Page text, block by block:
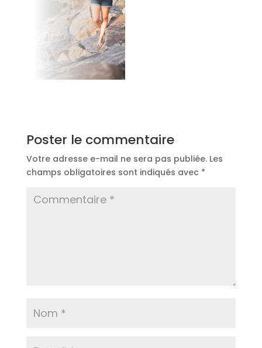
Poster le commentaire
Votre adresse e-mail ne sera pas publiée. Les
champs obligatoires sont indiqués avec *